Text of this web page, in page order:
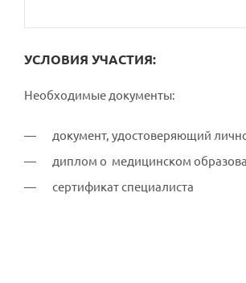
УСЛОВИЯ УЧАСТИЯ:
Необходимые документы:
документ, удостоверяющий
диплом о медицинском
сертификат специалиста